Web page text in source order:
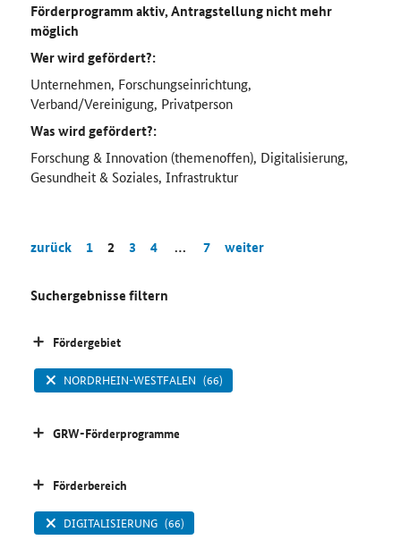
Förderprogramm aktiv, Antragstellung nicht mehr
möglich
Wer wird gefördert?:
Unternehmen, Forschungseinrichtung,
Verband/Vereinigung, Privatperson
Was wird gefördert?:
Forschung & Innovation (themenoffen), Digitalisierung,
Gesundheit & Soziales, Infrastruktur
zurück 1 2 3 4 … 7 weiter
Suchergebnisse filtern
Fördergebiet
NORDRHEIN-WESTFALEN (66)
GRW-Förderprogramme
Förderbereich
DIGITALISIERUNG (66)